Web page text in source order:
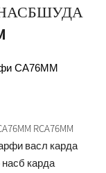
RCA76MM
васл карда
карда